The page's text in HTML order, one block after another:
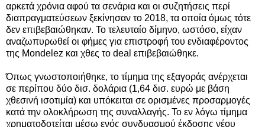
αρκετά χρόνια αφού τα σενάρια και οι συζητήσεις περί
διαπραγματεύσεων ξεκίνησαν το 2018, τα οποία όμως τότε
δεν επιβεβαιώθηκαν. Το τελευταίο δίμηνο, ωστόσο, είχαν
αναζωπυρωθεί οι φήμες για επιστροφή του ενδιαφέροντος
της Mondelez και χθες το deal επιβεβαιώθηκε.
Όπως γνωστοποιήθηκε, το τίμημα της εξαγοράς ανέρχεται
σε περίπου δύο δισ. δολάρια (1,64 δισ. ευρώ με βάση
χθεσινή ισοτιμία) και υπόκειται σε ορισμένες προσαρμογές
κατά την ολοκλήρωση της συναλλαγής. Το εν λόγω τίμημα
χρηματοδοτείται μέσω ενός συνδυασμού έκδοσης νέου